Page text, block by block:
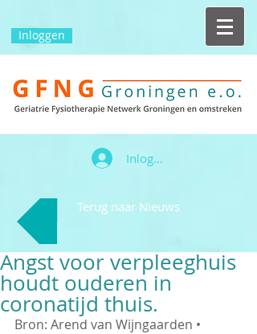
Inloggen
Inloggen
Terug naar Nieuws
Angst voor verpleeghuis
houdt ouderen in
coronatijd thuis.
Bron: Arend van Wijngaarden •